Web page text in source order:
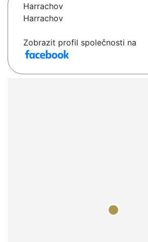
Harrachov
Harrachov
Zobrazit profil společnosti na